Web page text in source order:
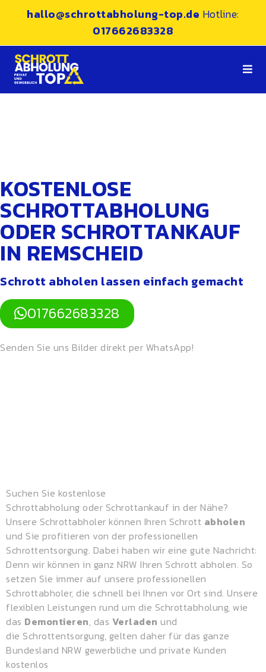
hallo@schrottabholung-top.de Hotline:
017662683328
KOSTENLOSE
SCHROTTABHOLUNG
ODER SCHROTTANKAUF
IN REMSCHEID
Schrott abholen lassen einfach gemacht
017662683328
Senden Sie uns Bilder direkt per WhatsApp!
Suchen Sie kostenlose
Schrottabholung oder Schrottankauf in der Nähe?
Unsere Schrottabholer können Ihren Schrott abholen
und Sie profitieren von der professionellen
Schrottentsorgung. Dabei haben wir eine gute Nachricht:
Denn wir können in ganz NRW Ihren Schrott abholen. So
setzen Sie immer auf unsere professionellen
Schrottabholer, die schnell bei Ihnen vor Ort sind. Unsere
flexiblen Leistungen rund um die Schrottabholung, wie
das Demontieren, das Verladen und
die Schrottentsorgung, gelten daher für das ganze
Bundesland NRW gewerbliche und private Kunden
kostenlos